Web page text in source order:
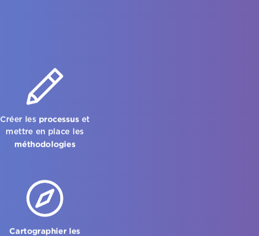
Créer les processuset
mettre en place les
méthodologies
Cartographier les